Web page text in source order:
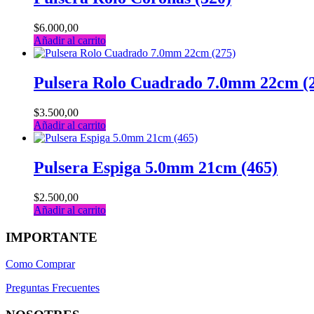
$6.000,00
Añadir al carrito
Pulsera Rolo Cuadrado 7.0mm 22cm
$3.500,00
Añadir al carrito
Pulsera Espiga 5.0mm 21cm (465)
$2.500,00
Añadir al carrito
IMPORTANTE
Como Comprar
Preguntas Frecuentes